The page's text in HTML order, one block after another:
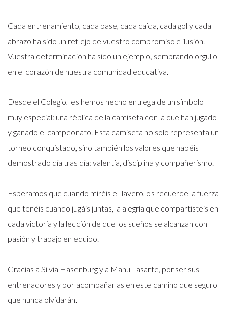
Cada entrenamiento, cada pase, cada caída, cada gol y cada
abrazo ha sido un reflejo de vuestro compromiso e ilusión.
Vuestra determinación ha sido un ejemplo, sembrando orgullo
en el corazón de nuestra comunidad educativa.
Desde el Colegio, les hemos hecho entrega de un símbolo
muy especial: una réplica de la camiseta con la que han jugado
y ganado el campeonato. Esta camiseta no solo representa un
torneo conquistado, sino también los valores que habéis
demostrado día tras día: valentía, disciplina y compañerismo.
Esperamos que cuando miréis el llavero, os recuerde la fuerza
que tenéis cuando jugáis juntas, la alegría que compartisteis en
cada victoria y la lección de que los sueños se alcanzan con
pasión y trabajo en equipo.
Gracias a Silvia Hasenburg y a Manu Lasarte, por ser sus
entrenadores y por acompañarlas en este camino que seguro
que nunca olvidarán.